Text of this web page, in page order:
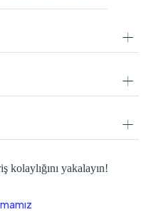
kolaylığını yakalayın!